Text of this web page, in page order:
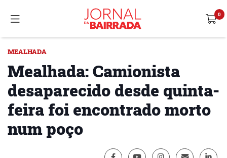
MEALHADA
Mealhada: Camionista
desaparecido desde quinta-
feira foi encontrado morto
num poço